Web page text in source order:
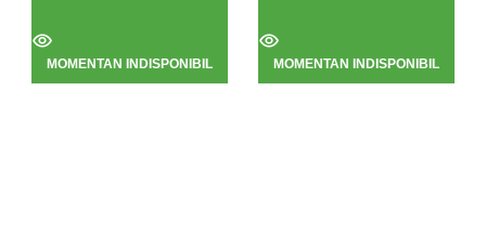
MOMENTAN INDISPONIBIL MOMENTAN INDISPONIBIL